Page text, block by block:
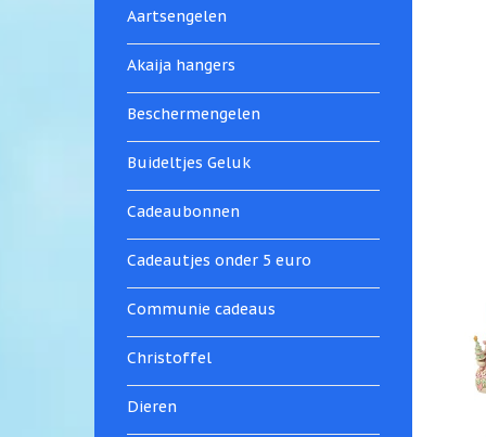
Aartsengelen
Akaija hangers
Beschermengelen
Buideltjes Geluk
Cadeaubonnen
Cadeautjes onder 5 euro
Communie cadeaus
Christoffel
Dieren